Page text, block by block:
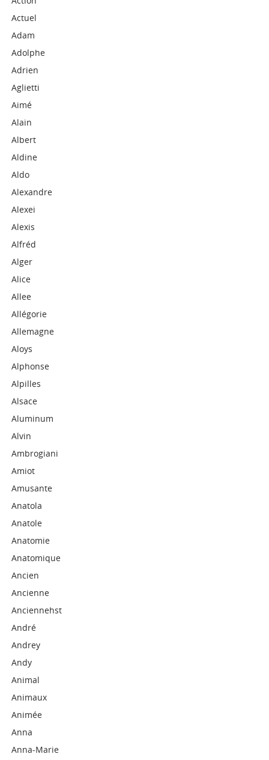
Actuel
Adam
Adolphe
Adrien
Aglietti
Aimé
Alain
Albert
Aldine
Aldo
Alexandre
Alexei
Alexis
Alfréd
Alger
Alice
Allee
Allégorie
Allemagne
Aloys
Alphonse
Alpilles
Alsace
Aluminum
Alvin
Ambrogiani
Amiot
Amusante
Anatola
Anatole
Anatomie
Anatomique
Ancien
Ancienne
Anciennehst
André
Andrey
Andy
Animal
Animaux
Animée
Anna
Anna-Marie